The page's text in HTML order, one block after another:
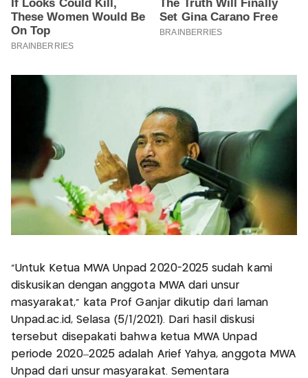
“Untuk Ketua MWA Unpad 2020-2025 sudah kami
diskusikan dengan anggota MWA dari unsur
masyarakat,” kata Prof Ganjar dikutip dari laman
Unpad.ac.id, Selasa (5/1/2021). Dari hasil diskusi
tersebut disepakati bahwa ketua MWA Unpad
periode 2020–2025 adalah Arief Yahya, anggota MWA
Unpad dari unsur masyarakat. Sementara